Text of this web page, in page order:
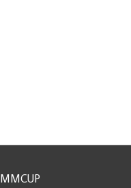
MMCUP